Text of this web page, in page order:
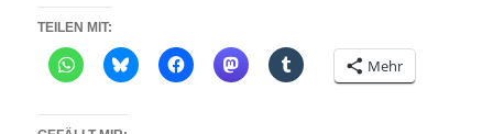
TEILEN MIT:
Mehr